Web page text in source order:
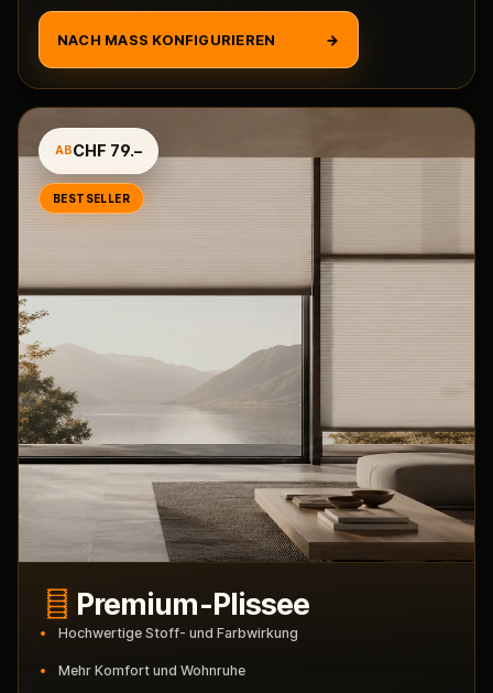
NACH MASS KONFIGURIEREN →
ABCHF 79.–
BESTSELLER
Premium-Plissee
Hochwertige Stoff- und Farbwirkung
Mehr Komfort und Wohnruhe